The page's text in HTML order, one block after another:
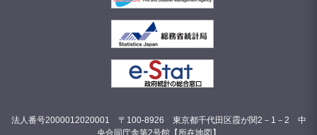
法人番号2000012020001 〒100-8926 東京都千代田区霞が関2－1－2 中
央合同庁舎第2号館【 所在地図 】